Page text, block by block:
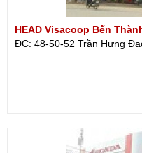
HEAD Visacoop Bến
ĐC: 48-50-52 Trần Hưng